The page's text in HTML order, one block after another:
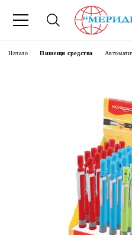
Начало Пишещи средства